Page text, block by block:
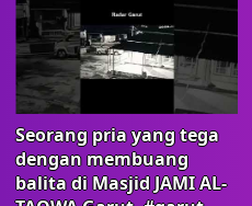
Seorang pria yang tega
dengan membuang
balita di Masjid JAMI AL-